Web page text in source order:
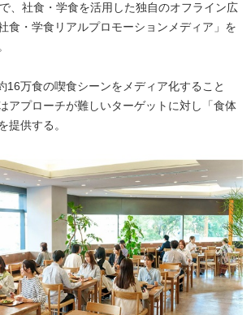
、社食・学食を活用した独自のオフライン広
食・学食リアルプロモーションメディア」を
16万食の喫食シーンをメディア化すること
アプローチが難しいターゲットに対し「食体
提供する。